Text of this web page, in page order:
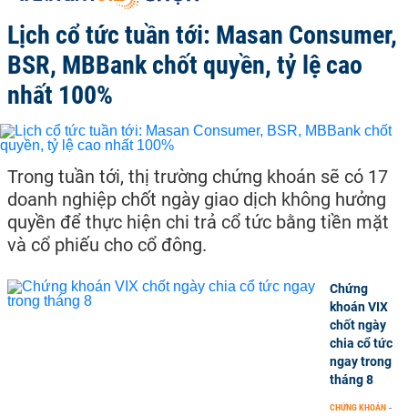
Lịch cổ tức tuần tới: Masan Consumer,
BSR, MBBank chốt quyền, tỷ lệ cao
nhất 100%
Trong tuần tới, thị trường chứng khoán sẽ có 17
doanh nghiệp chốt ngày giao dịch không hưởng
quyền để thực hiện chi trả cổ tức bằng tiền mặt
và cổ phiếu cho cổ đông.
Chứng
khoán VIX
chốt ngày
chia cổ tức
ngay trong
tháng 8
CHỨNG KHOÁN -